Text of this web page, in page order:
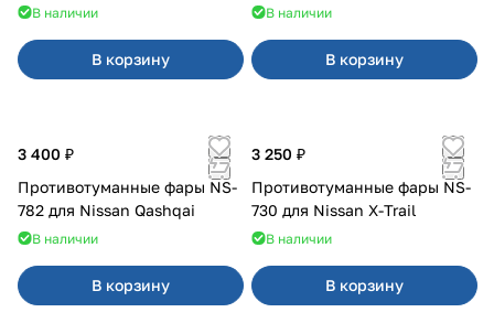
В наличии
В корзину
В наличии
В корзину
3 400 ₽
Противотуманные фары NS-
782 для Nissan Qashqai
В наличии
В корзину
3 250 ₽
Противотуманные фары NS-
730 для Nissan X-Trail
В наличии
В корзину